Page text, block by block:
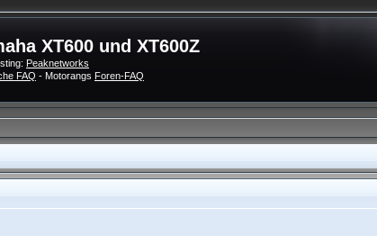
XT600 und XT600Z
Peaknetworks
FAQ - Motorangs Foren-FAQ